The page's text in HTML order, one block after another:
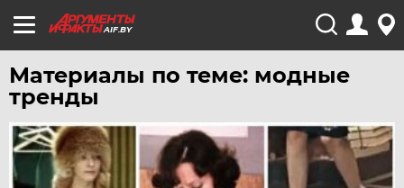
AIF.BY
Материалы по теме: модные
тренды